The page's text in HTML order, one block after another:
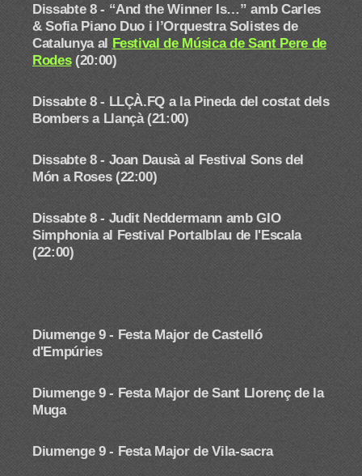
Dissabte 8 - “And the Winner Is…” amb Carles
& Sofia Piano Duo i l’Orquestra Solistes de
Catalunya alFestival de Música de Sant Pere de
Rodes(20:00)
Dissabte 8 - LLÇÀ.FQ a la Pineda del costat dels
Bombers a Llançà (21:00)
Dissabte 8 - Joan Dausà al Festival Sons del
Món a Roses (22:00)
Dissabte 8 - Judit Neddermann amb GIO
Simphonia al Festival Portalblau de l'Escala
(22:00)
Diumenge 9 - Festa Major de Castelló
d'Empúries
Diumenge 9 - Festa Major de Sant Llorenç de la
Muga
Diumenge 9 - Festa Major de Vila-sacra